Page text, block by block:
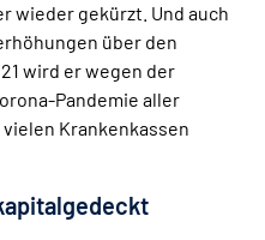
wieder gekürzt. Und auch
über den
wird er wegen der
Pandemie aller
Krankenkassen